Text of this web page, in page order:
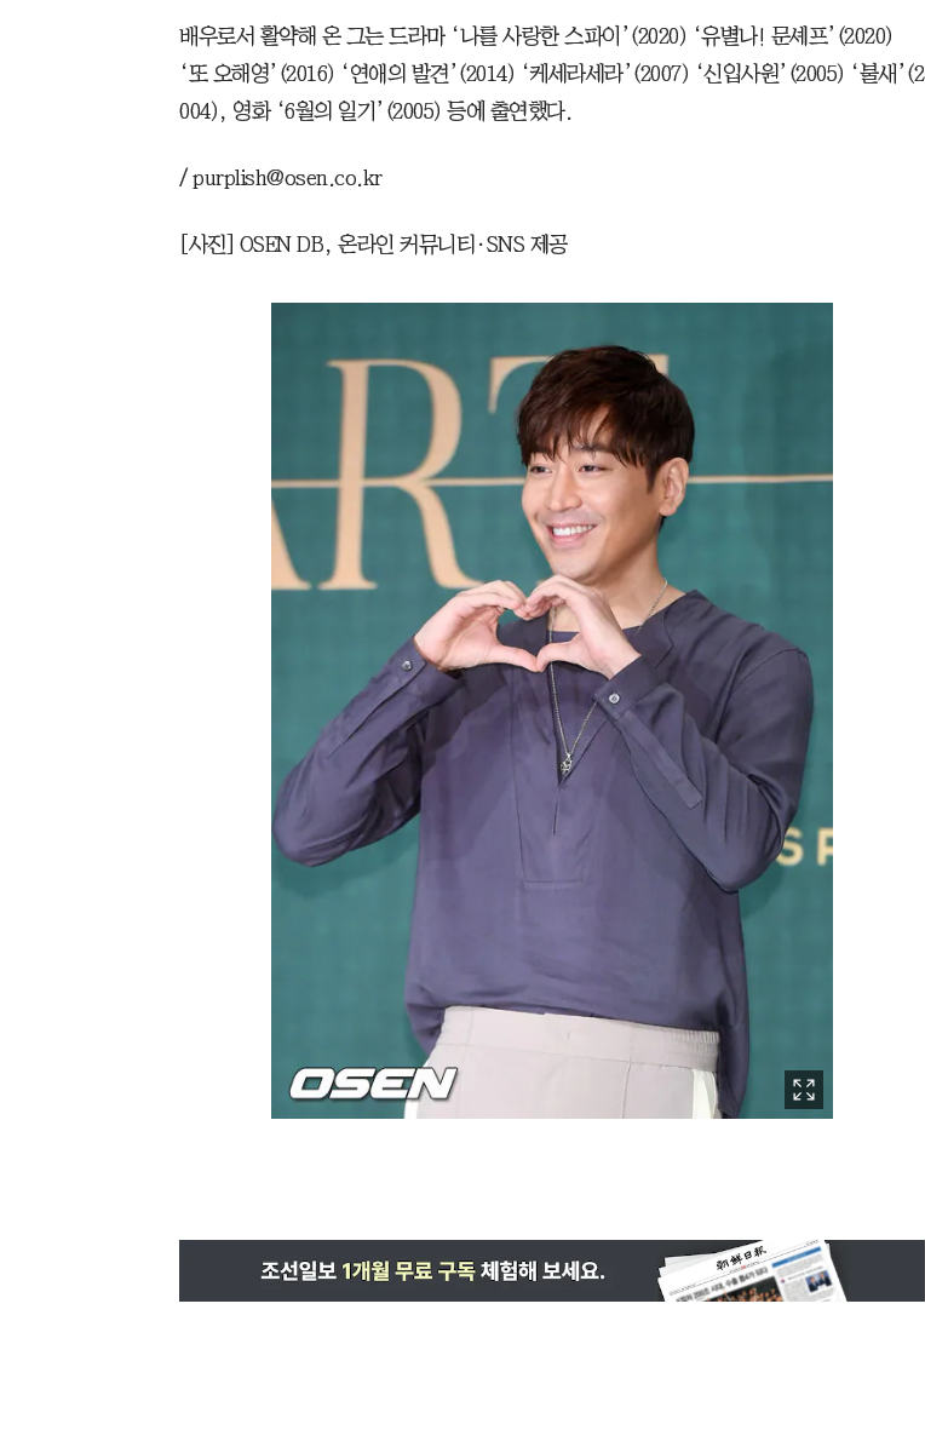
배우로서 활약해 온 그는 드라마 ‘나를 사랑한 스파이’(2020) ‘유별나! 문셰프’(2020)
‘또 오해영’(2016) ‘연애의 발견’(2014) ‘케세라세라’(2007) ‘신입사원’(2005) ‘불새’(2
004), 영화 ‘6월의 일기’(2005) 등에 출연했다.
/ purplish@osen.co.kr
[사진] OSEN DB, 온라인 커뮤니티·SNS 제공